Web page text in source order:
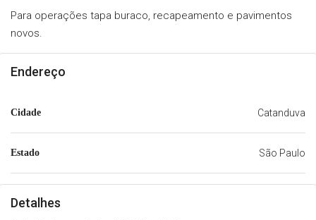
Para operações tapa buraco, recapeamento e pavimentos
novos.
Endereço
Cidade Catanduva
Estado São Paulo
Detalhes